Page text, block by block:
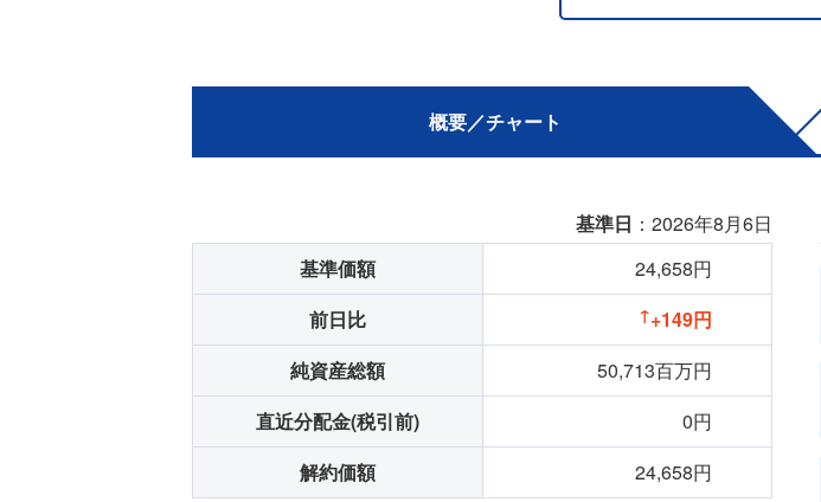
概要／チャート
基準日 ：2026年8月6日
基準価額
24,658円
前日比
+149円
純資産総額
50,713百万円
直近分配金(税引前)
0円
解約価額
24,658円